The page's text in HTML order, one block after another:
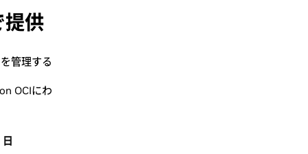
提供
管理する
OCIにわ